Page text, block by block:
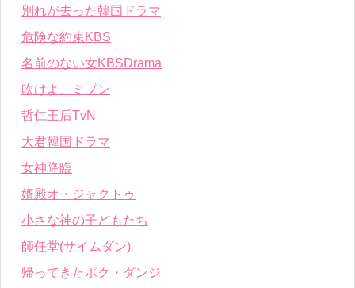
別れが去った韓国ドラマ
危険な約束KBS
名前のない女KBSDrama
吹けよ、ミプン
哲仁王后TvN
大君韓国ドラマ
女神降臨
婿殿オ・ジャクトゥ
小さな神の子どもたち
師任堂(サイムダン)
帰ってきたポク・ダンジ